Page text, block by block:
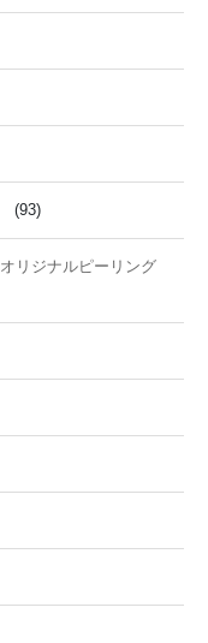
(93)
リジナルピーリング